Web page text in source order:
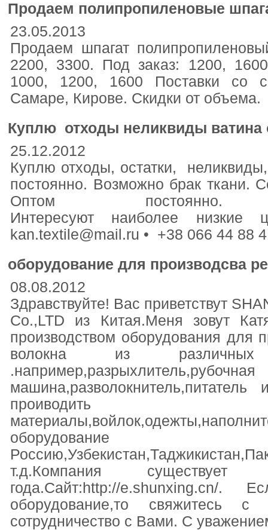
Продаем полипропиленовые
23.05.2013
Продаем шпагат
2200, 3300. Под заказ: 1200,
1000, 1200, 1600 Поставки со
Самаре, Кирове. Скидки от объема.
Куплю отходы неликвиды
25.12.2012
Куплю отходы, остатки,
постоянно. Возможно брак ткани.
Оптом
Интересуют наиболее
kan.textile@mail.ru • +38 066 44
оборудование для производсва
08.08.2012
Здравствуйте! Вас приветствут
Co.,LTD из Китая.Меня зовут
производством оборудования для
волокна из различных
.например,разрыхлитель,рубочная
проиводить
т.д.Компания
года.Сайт:http://
оборудование,то свяжитесь
сотрудничество с Вами. С